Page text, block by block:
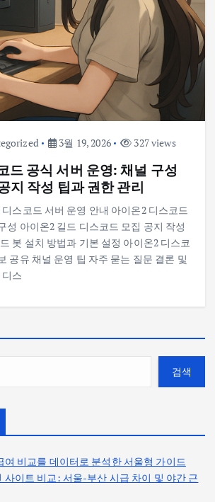
3월 19, 2026 327 views
드 공식 서버 운영: 채널 구성
지 작성 팁과 권한 관리
스코드 서버 운영 안내 아이온2 디스코드
성 아이온2 길드 디스코드 모집 공지 작성
봇 설치 방법과 기본 설정 아이온2 디스코
공유 채널 운영 팁 자주 묻는 질문 결론 및
스
검색
여 비교를 데이터로 분석한 서울형 가이드
사이트 비교: 서울-부산 시급 차이 및 야간 근